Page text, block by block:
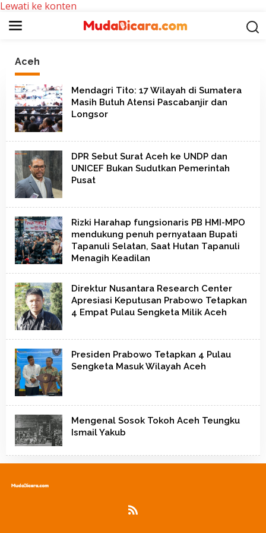
Lewati ke konten
Aceh
Mendagri Tito: 17 Wilayah di Sumatera
Masih Butuh Atensi Pascabanjir dan
Longsor
DPR Sebut Surat Aceh ke UNDP dan
UNICEF Bukan Sudutkan Pemerintah
Pusat
Rizki Harahap fungsionaris PB HMI-MPO
mendukung penuh pernyataan Bupati
Tapanuli Selatan, Saat Hutan Tapanuli
Menagih Keadilan
Direktur Nusantara Research Center
Apresiasi Keputusan Prabowo Tetapkan
4 Empat Pulau Sengketa Milik Aceh
Presiden Prabowo Tetapkan 4 Pulau
Sengketa Masuk Wilayah Aceh
Mengenal Sosok Tokoh Aceh Teungku
Ismail Yakub